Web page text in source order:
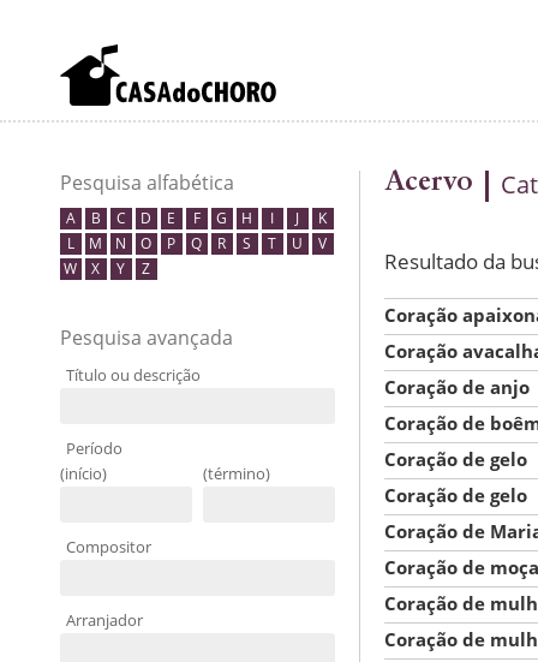
Pesquisa alfabética
A B C D E F G H I J
K
L
M N O P Q R S T U
V
W
X Y Z
Pesquisa avançada
Título ou descrição
Período
(início)
(término)
Compositor
Arranjador
Acervo
Resultado da
Coração
Coração
Coração de anjo
Coração de
Coração de gelo
Coração de gelo
Coração de
Coração de moça
Coração de
Coração de